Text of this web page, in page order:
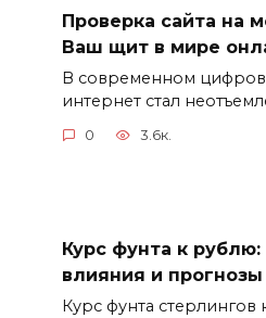
Проверка сайта на
Ваш щит в мире
В современном
интернет стал
0 3.6к.
Курс фунта к
влияния и прогнозы
Курс фунта стерлингов